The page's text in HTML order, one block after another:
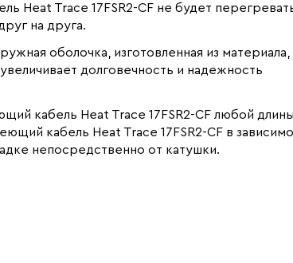
Heat Trace 17FSR2-CF не будет
на друга.
оболочка, изготовленная из материала,
долговечность и надежность
кабель Heat Trace 17FSR2-CF любой
кабель Heat Trace 17FSR2-CF в
непосредственно от катушки.